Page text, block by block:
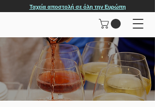
Ταχεία αποστολή σε όλη την Ευρώπη